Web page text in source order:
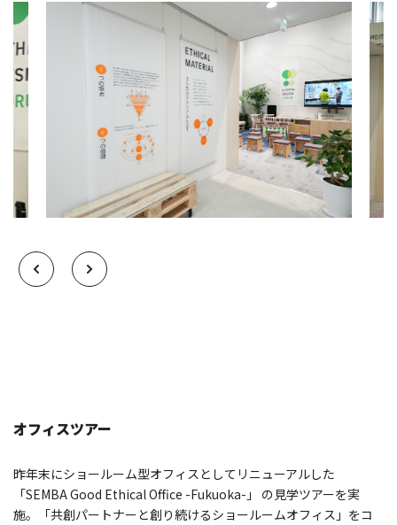
オフィスツアー
昨年末にショールーム型オフィスとしてリニューアルした
「SEMBA Good Ethical Office -Fukuoka-」 の見学ツアーを実
施。「共創パートナーと創り続けるショールームオフィス」をコ